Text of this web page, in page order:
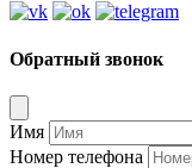
Обратный звонок
Имя
Номер телефона